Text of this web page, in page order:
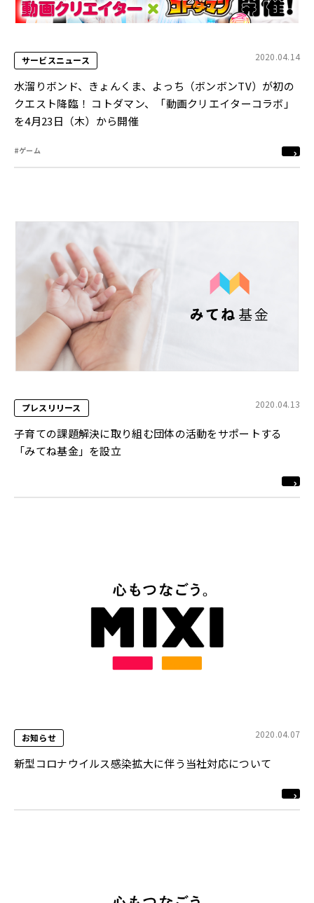
サービスニュース 2020.04.14
水溜りボンド、きょんくま、よっち（ボンボンTV）が初の
クエスト降臨！ コトダマン、「動画クリエイターコラボ」
を4月23日（木）から開催
#ゲーム
プレスリリース 2020.04.13
子育ての課題解決に取り組む団体の活動をサポートする
「みてね基金」を設立
お知らせ 2020.04.07
新型コロナウイルス感染拡大に伴う当社対応について